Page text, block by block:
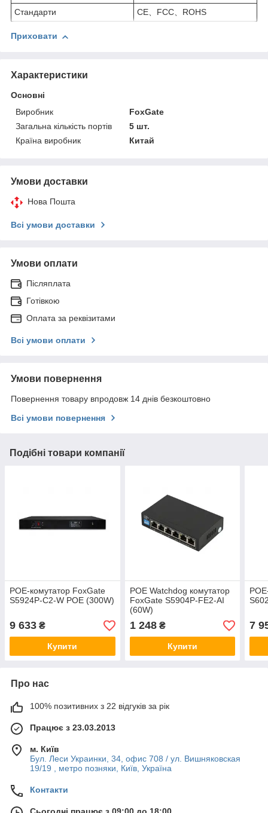
Стандарти
CE、FCC、ROHS
Приховати
Характеристики
Основні
Виробник
FoxGate
Загальна кількість портів
5 шт.
Країна виробник
Китай
Умови доставки
Нова Пошта
Всі умови доставки
Умови оплати
Післяплата
Готівкою
Оплата за реквізитами
Всі умови оплати
Умови повернення
Повернення товару впродовж 14 днів безкоштовно
Всі умови повернення
Подібні товари компанії
POE-комутатор FoxGate
S5924P-C2-W POE (300W)
9 633 ₴
Купити
POE Watchdog комутатор
FoxGate S5904P-FE2-AI
(60W)
1 248₴
Купити
7
Про нас
100% позитивних з 22 відгуків за рік
Працює з 23.03.2013
м. Київ
Бул. Леси Украинки, 34, офис 708 / ул. Вишняковская
19/19 , метро позняки, Київ, Україна
Контакти